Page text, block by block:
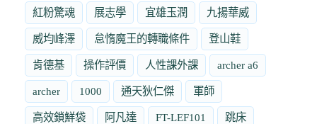
紅粉驚魂 展志學 宜雄玉潤 九揚華威
威均峰澤 怠惰魔王的轉職條件 登山鞋
肯德基 操作評價 人性課外課 archer a6
archer 1000 通天狄仁傑 軍師
高效鎖鮮袋 阿凡達 FT-LEF101 跳床